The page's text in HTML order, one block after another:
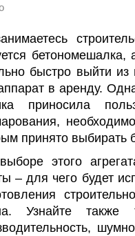
быстро выйти из
в аренду.
приносила
принято выбирать
этого
– для чего будет
Узнайте также